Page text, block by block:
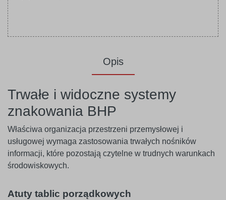
Opis
Trwałe i widoczne systemy
znakowania BHP
Właściwa organizacja przestrzeni przemysłowej i
usługowej wymaga zastosowania trwałych nośników
informacji, które pozostają czytelne w trudnych warunkach
środowiskowych.
Atuty tablic porządkowych